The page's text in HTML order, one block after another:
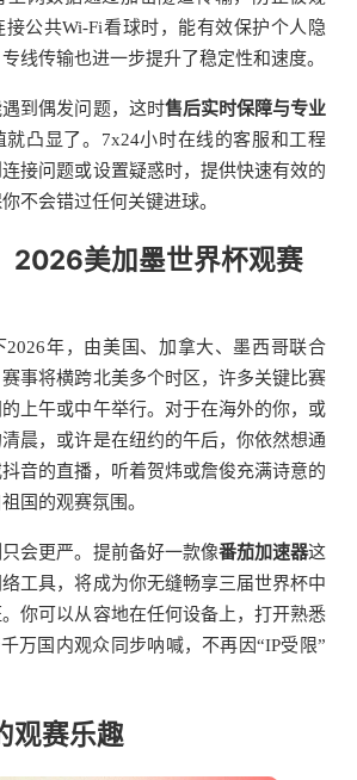
公共Wi-Fi看球时，能有效保护个人隐
线传输也进一步提升了稳定性和速度。
到偶发问题，这时售后实时保障与专业
就凸显了。7x24小时在线的客服和工程
接问题或设置疑惑时，提供快速有效的
不会错过任何关键进球。
2026美加墨世界杯观赛
2026年，由美国、加拿大、墨西哥联合
事将横跨北美多个时区，许多关键比赛
上午或中午举行。对于在海外的你，或
晨，或许是在纽约的午后，你依然想通
音的直播，听着贺炜或詹俊充满诗意的
国的观赛氛围。
会更严。提前备好一款像番茄加速器这
工具，将成为你无缝畅享三届世界杯中
你可以从容地在任何设备上，打开熟悉
万国内观众同步呐喊，不再因“IP受限”
观赛乐趣